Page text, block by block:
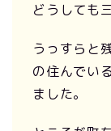
どうしても
うっすらと
の住んでい
ました。